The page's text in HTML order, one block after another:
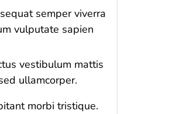
semper viverra
vulputate sapien
vestibulum mattis
ullamcorper.
morbi tristique.